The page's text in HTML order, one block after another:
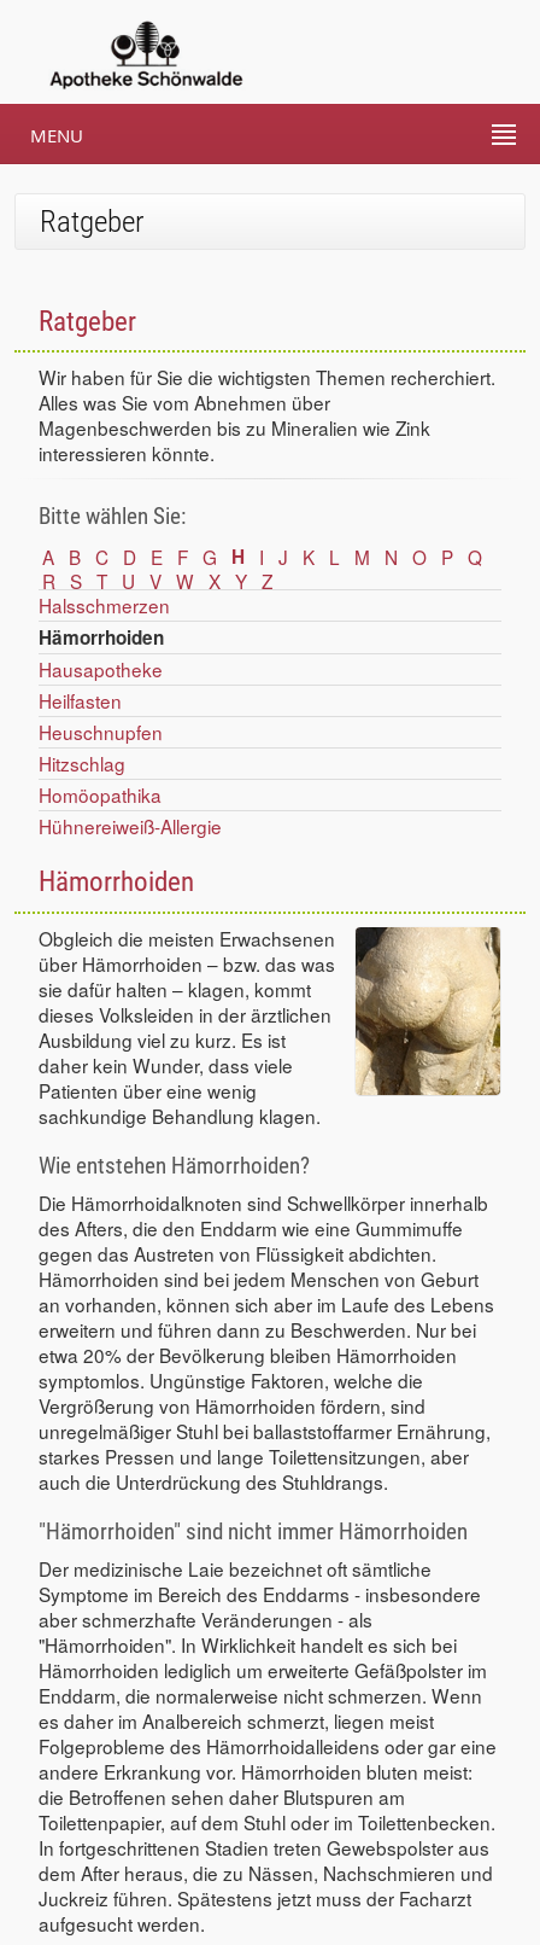
MENU
Ratgeber
Ratgeber
Wir haben für Sie die wichtigsten Themen recherchiert.
Alles was Sie vom Abnehmen über
Magenbeschwerden bis zu Mineralien wie Zink
interessieren könnte.
Bitte wählen Sie:
A B C D E F G H I J K L M N O P Q
R S T U V W X Y Z
Halsschmerzen
Hämorrhoiden
Hausapotheke
Heilfasten
Heuschnupfen
Hitzschlag
Homöopathika
Hühnereiweiß-Allergie
Hämorrhoiden
Obgleich die meisten Erwachsenen
über Hämorrhoiden – bzw. das was
sie dafür halten – klagen, kommt
dieses Volksleiden in der ärztlichen
Ausbildung viel zu kurz. Es ist
daher kein Wunder, dass viele
Patienten über eine wenig
sachkundige Behandlung klagen.
Wie entstehen Hämorrhoiden?
Die Hämorrhoidalknoten sind Schwellkörper innerhalb
des Afters, die den Enddarm wie eine Gummimuffe
gegen das Austreten von Flüssigkeit abdichten.
Hämorrhoiden sind bei jedem Menschen von Geburt
an vorhanden, können sich aber im Laufe des Lebens
erweitern und führen dann zu Beschwerden. Nur bei
etwa 20% der Bevölkerung bleiben Hämorrhoiden
symptomlos. Ungünstige Faktoren, welche die
Vergrößerung von Hämorrhoiden fördern, sind
unregelmäßiger Stuhl bei ballaststoffarmer Ernährung,
starkes Pressen und lange Toilettensitzungen, aber
auch die Unterdrückung des Stuhldrangs.
"Hämorrhoiden" sind nicht immer Hämorrhoiden
Der medizinische Laie bezeichnet oft sämtliche
Symptome im Bereich des Enddarms - insbesondere
aber schmerzhafte Veränderungen - als
"Hämorrhoiden". In Wirklichkeit handelt es sich bei
Hämorrhoiden lediglich um erweiterte Gefäßpolster im
Enddarm, die normalerweise nicht schmerzen. Wenn
es daher im Analbereich schmerzt, liegen meist
Folgeprobleme des Hämorrhoidalleidens oder gar eine
andere Erkrankung vor. Hämorrhoiden bluten meist:
die Betroffenen sehen daher Blutspuren am
Toilettenpapier, auf dem Stuhl oder im Toilettenbecken.
In fortgeschrittenen Stadien treten Gewebspolster aus
dem After heraus, die zu Nässen, Nachschmieren und
Juckreiz führen. Spätestens jetzt muss der Facharzt
aufgesucht werden.